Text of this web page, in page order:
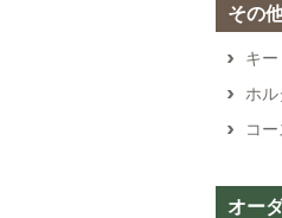
その
キー
ホル
コ
オー